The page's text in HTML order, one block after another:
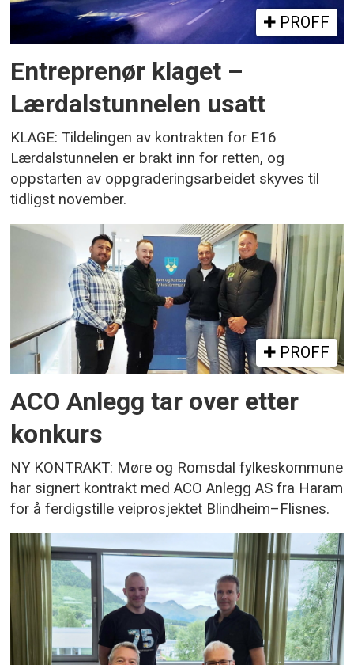
PROFF
Entreprenør klaget –
Lærdalstunnelen usatt
KLAGE: Tildelingen av kontrakten for E16
Lærdalstunnelen er brakt inn for retten, og
oppstarten av oppgraderingsarbeidet skyves til
tidligst november.
PROFF
ACO Anlegg tar over etter
konkurs
NY KONTRAKT: Møre og Romsdal fylkeskommune
har signert kontrakt med ACO Anlegg AS fra Haram
for å ferdigstille veiprosjektet Blindheim–Flisnes.